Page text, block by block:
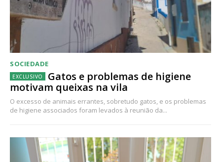
SOCIEDADE
Gatos e problemas de higiene
motivam queixas na vila
O excesso de animais errantes, sobretudo gatos, e os problemas
de higiene associados foram levados à reunião da...